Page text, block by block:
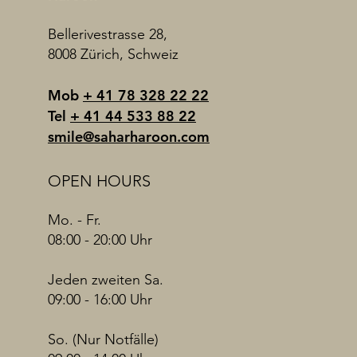
Bellerivestrasse 28,
8008 Zürich, Schweiz
Mob + 41 78 328 22 22
Tel + 41 44 533 88 22
smile@saharharoon.com
OPEN HOURS
Mo. - Fr.
08:00 - 20:00 Uhr
Jeden zweiten Sa.
09:00 - 16:00 Uhr
So. (Nur Notfälle)